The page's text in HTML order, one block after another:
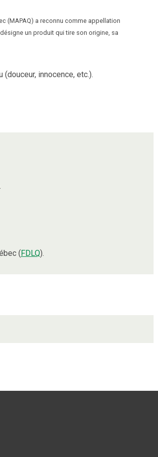
(MAPAQ) a reconnu comme appellation
un produit qui tire son origine, sa
innocence, etc.).
(FDLQ).